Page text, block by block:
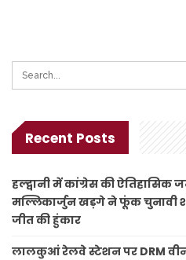
Recent Posts
हल्द्वानी में कांग्रेस की ऐतिहासिक
मल्लिकार्जुन खड़गे ने फूंक चुनावी
जीत की हुंकार
लालकुआं रेलवे स्टेशन पर DRM